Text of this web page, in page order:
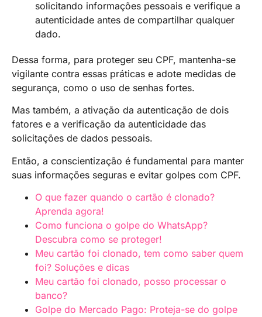
solicitando informações pessoais e verifique a
autenticidade antes de compartilhar qualquer
dado.
Dessa forma, para proteger seu CPF, mantenha-se
vigilante contra essas práticas e adote medidas de
segurança, como o uso de senhas fortes.
Mas também, a ativação da autenticação de dois
fatores e a verificação da autenticidade das
solicitações de dados pessoais.
Então, a conscientização é fundamental para manter
suas informações seguras e evitar golpes com CPF.
O que fazer quando o cartão é clonado?
Aprenda agora!
Como funciona o golpe do WhatsApp?
Descubra como se proteger!
Meu cartão foi clonado, tem como saber quem
foi? Soluções e dicas
Meu cartão foi clonado, posso processar o
banco?
Golpe do Mercado Pago: Proteja-se do golpe